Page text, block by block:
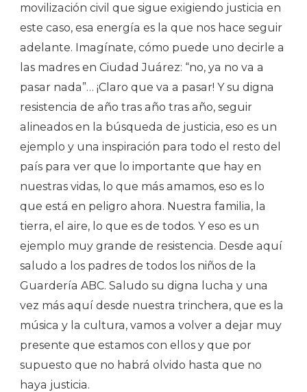
movilización civil que sigue exigiendo justicia en
este caso, esa energía es la que nos hace seguir
adelante. Imagínate, cómo puede uno decirle a
las madres en Ciudad Juárez: “no, ya no va a
pasar nada”… ¡Claro que va a pasar! Y su digna
resistencia de año tras año tras año, seguir
alineados en la búsqueda de justicia, eso es un
ejemplo y una inspiración para todo el resto del
país para ver que lo importante que hay en
nuestras vidas, lo que más amamos, eso es lo
que está en peligro ahora. Nuestra familia, la
tierra, el aire, lo que es de todos. Y eso es un
ejemplo muy grande de resistencia. Desde aquí
saludo a los padres de todos los niños de la
Guardería ABC. Saludo su digna lucha y una
vez más aquí desde nuestra trinchera, que es la
música y la cultura, vamos a volver a dejar muy
presente que estamos con ellos y que por
supuesto que no habrá olvido hasta que no
haya justicia.